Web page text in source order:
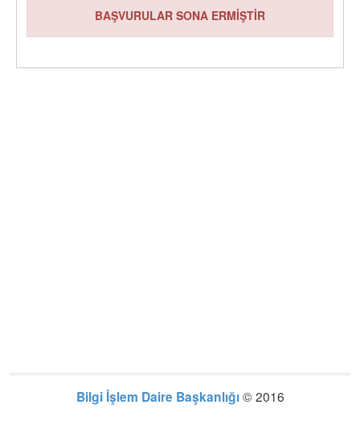
BAŞVURULAR SONA ERMİŞTİR
Bilgi İşlem Daire Başkanlığı© 2016